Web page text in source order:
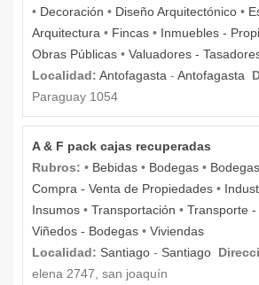
• Decoración • Diseño Arquitectónico •
Arquitectura • Fincas • Inmuebles -
Obras Públicas • Valuadores -
Localidad: Antofagasta - Antofagasta
Paraguay 1054
A & F pack cajas recuperadas
Rubros: • Bebidas • Bodegas •
Compra - Venta de Propiedades •
Insumos • Transportación • Transporte
Viñedos - Bodegas • Viviendas
Localidad: Santiago - Santiago
elena 2747, san joaquín